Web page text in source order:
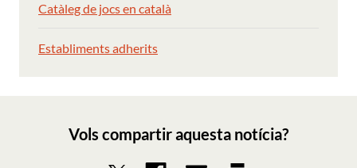
Catàleg de jocs en català
Establiments adherits
Vols compartir aquesta notícia?